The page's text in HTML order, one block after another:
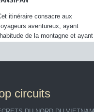
itinéraire vous emmène à la
de Bac Ha où peuplent de
en couleurs : Hmongs...
circuits